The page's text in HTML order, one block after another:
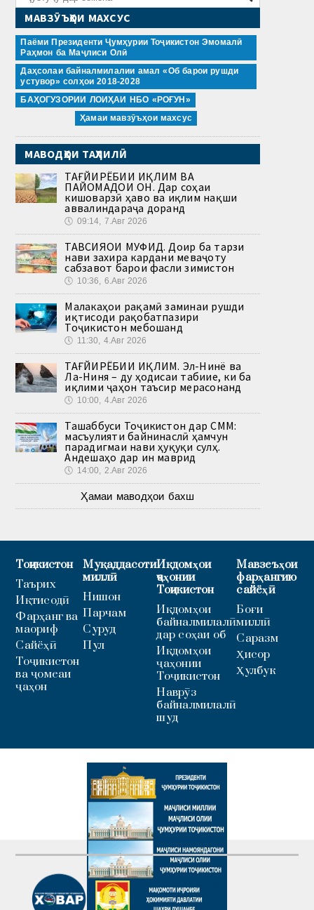
МАВЗӮЪҲОИ МАХСУС
Паёми Президенти Ҷумҳурии Тоҷикистон Эмомалӣ
Раҳмон ба Маҷлиси Олӣ
Даҳсолаи байналмилалии амал «Об барои рушди
устувор» солҳои 2018-2028
БАҲОГУЗОРИИ ЛОИҲАИ НБО «РОҒУН»
Ҳамаи мавзӯъҳои махсус
МАВОДҲОИ ТАҲЛИЛӢ
ТАҒЙИРЁБИИ ИҚЛИМ ВА
ПАЙОМАДҲОИ ОН. Дар соҳаи
кишоварзӣ ҳаво ва иқлим нақши
аввалиндараҷа доранд
🕔 09:14, 7.Авг 2026
ТАВСИЯҲОИ МУФИД. Доир ба тарзи
нави захира кардани меваҷоту
сабзавот барои фасли зимистон
🕔 10:36, 6.Авг 2026
Малакаҳои рақамӣ заминаи рушди
иқтисоди рақобатпазири
Тоҷикистон мебошанд
🕔 11:30, 4.Авг 2026
ТАҒЙИРЁБИИ ИҚЛИМ. Эл-Нинё ва
Ла-Ниня – ду ҳодисаи табиие, ки ба
иқлими ҷаҳон таъсир мерасонанд
🕔 10:00, 4.Авг 2026
Ташаббуси Тоҷикистон дар СММ:
масъулияти байнинаслӣ ҳамчун
парадигмаи нави ҳуқуқи сулҳ.
Андешаҳо дар ин маврид
🕔 14:00, 2.Авг 2026
Ҳамаи маводҳои бахш
Тоҷикистон
Таърих
Иқтисодӣ
Фарҳанг ва
маориф
Сайёҳӣ
Тоҷикистон
ва ҷомеаи
ҷаҳон
Муқаддасоти
миллӣ
Нишон
Парчам
Суруд
Пул
Иқдомҳои
ҷаҳонии
Тоҷикистон
Иқдомҳои
байналмилалӣ
дар соҳаи об
Иқдомҳои
ҷаҳонии
Тоҷикистон
Наврӯз
байналмилалӣ
шуд
Мавзеъҳои
фарҳангию
сайёҳӣ
Боғи
миллӣ
Саразм
Ҳисор
Ҳулбук